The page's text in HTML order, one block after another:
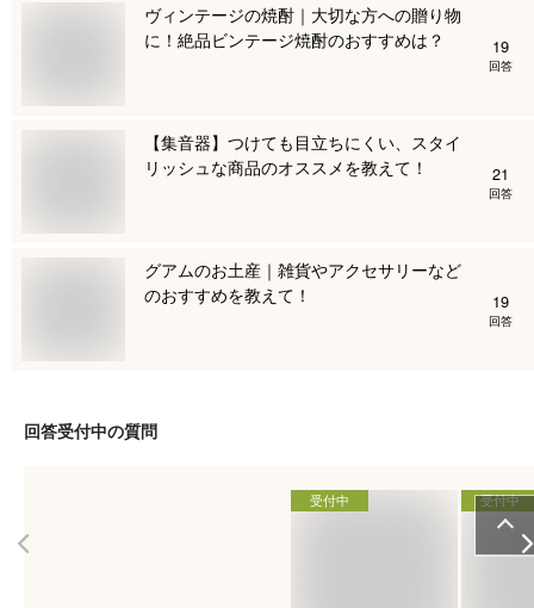
ヴィンテージの焼酎｜大切な方への贈り物
に！絶品ビンテージ焼酎のおすすめは？
19
回答
【集音器】つけても目立ちにくい、スタイ
リッシュな商品のオススメを教えて！
21
回答
グアムのお土産｜雑貨やアクセサリーなど
のおすすめを教えて！
19
回答
回答受付中の質問
受付中 受付中